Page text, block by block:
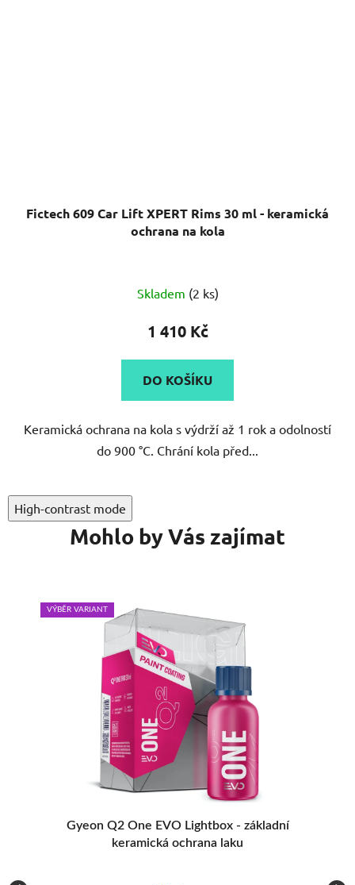
Fictech 609 Car Lift XPERT Rims 30 ml - keramická
ochrana na kola
Skladem (2 ks)
1 410 Kč
DO KOŠÍKU
Keramická ochrana na kola s výdrží až 1 rok a odolností
do 900 °C. Chrání kola před...
High-contrast mode
Mohlo by Vás zajímat
VÝBĚR VARIANT
Gyeon Q2 One EVO Lightbox - základní
keramická ochrana laku